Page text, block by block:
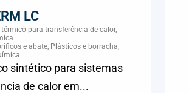
LC
térmico para transferência de calor,
e abate, Plásticos e borracha,
sintético para sistemas
de calor em...